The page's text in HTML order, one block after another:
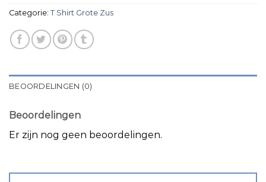
Categorie: T Shirt Grote Zus
BEOORDELINGEN (0)
Beoordelingen
Er zijn nog geen beoordelingen.